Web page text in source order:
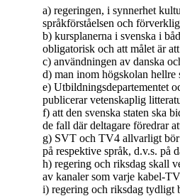
a) regeringen, i synnerhet
språkförståelsen och
b) kursplanerna i svenska i
obligatorisk och att målet är
c) användningen av danska
d) man inom högskolan hellre
e) Utbildningsdepartementet
publicerar vetenskaplig
f) att den svenska staten ska
de fall där deltagare föredrar
g) SVT och TV4 allvarligt bör
på respektive språk, d.v.s. på
h) regering och riksdag skall
av kanaler som varje kabel-
i) regering och riksdag tydligt